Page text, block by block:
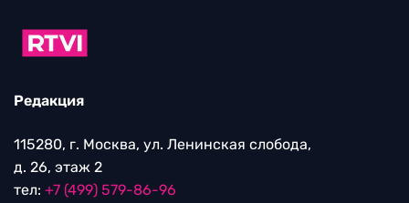
Редакция
115280, г. Москва, ул. Ленинская слобода,
д. 26, этаж 2
тел: +7 (499) 579-86-96